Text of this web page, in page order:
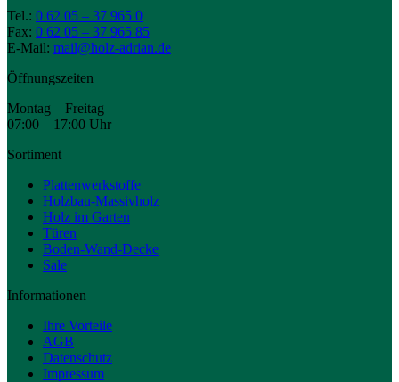
Tel.: 0 62 05 – 37 965 0
Fax: 0 62 05 – 37 965 85
E-Mail: mail@holz-adrian.de
Öffnungszeiten
Montag – Freitag
07:00 – 17:00 Uhr
Sortiment
Plattenwerkstoffe
Holzbau-Massivholz
Holz im Garten
Türen
Boden-Wand-Decke
Sale
Informationen
Ihre Vorteile
AGB
Datenschutz
Impressum